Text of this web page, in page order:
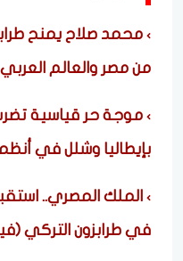
محمد صلاح يمنح
من مصر والعالم العربي
موجة حر قياسية تضرب
بإيطاليا وشلل في
الملك المصري..
في طرابزون التركي